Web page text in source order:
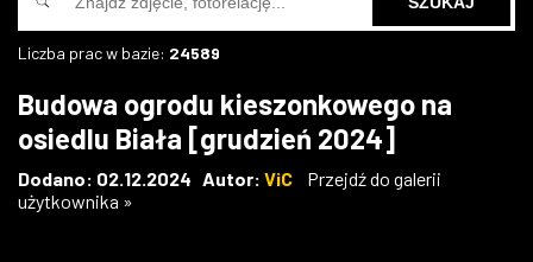
IMPREZY
W KINACH
GASTRONOMIA
Liczba prac w bazie: 24589
Budowa ogrodu kieszonkowego na
osiedlu Biała [grudzień 2024]
Dodano: 02.12.2024 Autor: ViC
Przejdź do galerii
użytkownika »